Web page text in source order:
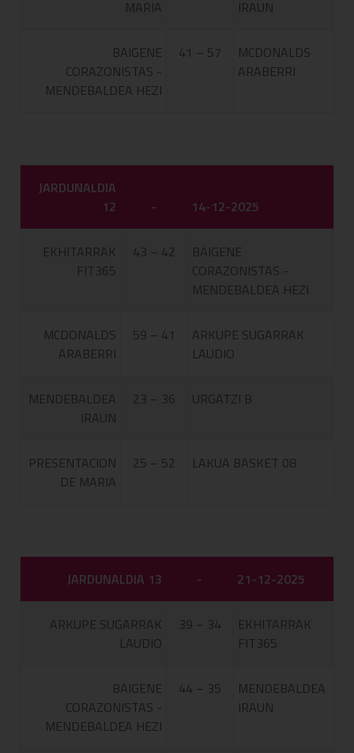
MARIA
IRAUN
BAIGENE
CORAZONISTAS -
MENDEBALDEA HEZI
41 – 57
MCDONALDS
ARABERRI
JARDUNALDIA
12
- 14-12-2025
EKHITARRAK
FIT365
43 – 42
BAIGENE
CORAZONISTAS -
MENDEBALDEA HEZI
MCDONALDS
ARABERRI
59 – 41
ARKUPE SUGARRAK
LAUDIO
MENDEBALDEA
IRAUN
23 – 36 URGATZI B
PRESENTACION
DE MARIA
25 – 52 LAKUA BASKET 08
JARDUNALDIA 13 - 21-12-2025
ARKUPE SUGARRAK
LAUDIO
39 – 34
EKHITARRAK
FIT365
BAIGENE
CORAZONISTAS -
MENDEBALDEA HEZI
44 – 35
MENDEBALDEA
IRAUN